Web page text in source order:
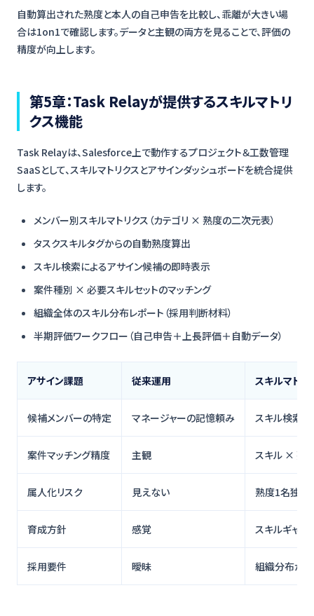
自動算出された熟度と本人の自己申告を比較し、乖離が大きい場
合は1on1で確認します。データと主観の両方を見ることで、評価の
精度が向上します。
第5章：Task Relayが提供するスキルマトリ
クス機能
Task Relayは、Salesforce上で動作するプロジェクト＆工数管理
SaaSとして、スキルマトリクスとアサインダッシュボードを統合提供
します。
メンバー別スキルマトリクス（カテゴリ × 熟度の二次元表）
タスクスキルタグからの自動熟度算出
スキル検索によるアサイン候補の即時表示
案件種別 × 必要スキルセットのマッチング
組織全体のスキル分布レポート（採用判断材料）
半期評価ワークフロー（自己申告＋上長評価＋自動データ）
アサイン課題 従来運用 スキルマト
候補メンバーの特定 マネージャーの記憶頼み スキル検索
案件マッチング精度 主観 スキル × 熟
属人化リスク 見えない 熟度1名独占
育成方針 感覚 スキルギャッ
採用要件 曖昧 組織分布か